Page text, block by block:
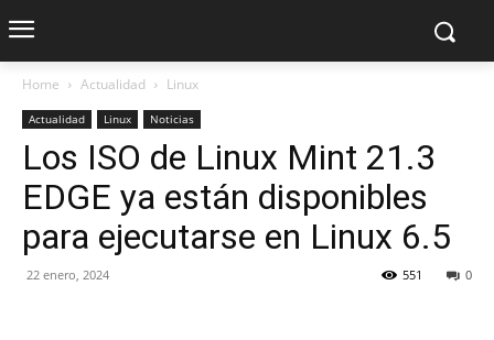
Home Actualidad Linux
Actualidad Linux Noticias
Los ISO de Linux Mint 21.3
EDGE ya están disponibles
para ejecutarse en Linux 6.5
22 enero, 2024 0
551